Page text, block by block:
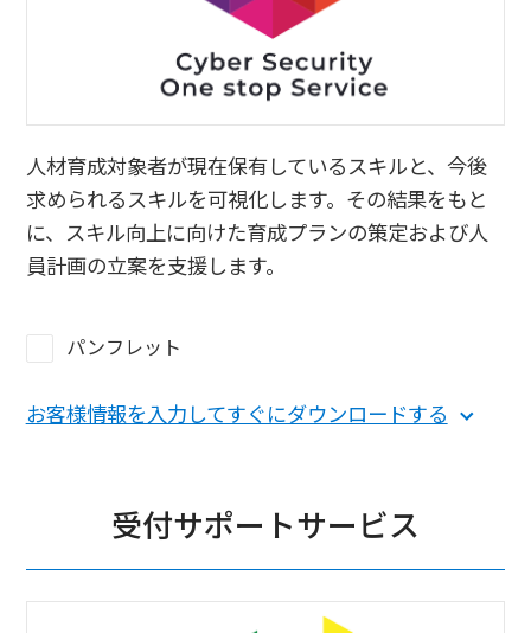
人材育成対象者が現在保有しているスキルと、今後
求められるスキルを可視化します。その結果をもと
に、スキル向上に向けた育成プランの策定および人
員計画の立案を支援します。
パンフレット
お客様情報を入力してすぐにダウンロードする
受付サポートサービス